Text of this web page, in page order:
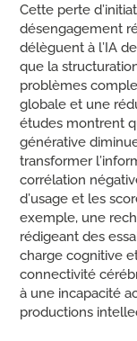
Cette perte
désengagement
délèguent à l’IA
que la
problèmes
globale et une
études montrent
générative
transformer
corrélation
d’usage et les
exemple, une
rédigeant des
charge cognitive
connectivité
à une incapacité
productions